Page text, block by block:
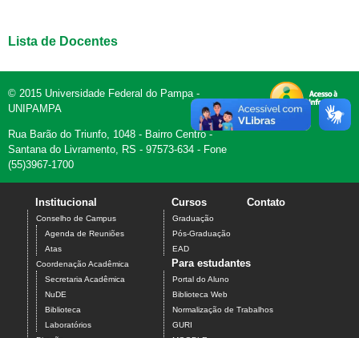
Lista de Docentes
© 2015 Universidade Federal do Pampa -
UNIPAMPA
Rua Barão do Triunfo, 1048 - Bairro Centro -
Santana do Livramento, RS - 97573-634 - Fone
(55)3967-1700
Institucional
Conselho de Campus
Agenda de Reuniões
Atas
Coordenação Acadêmica
Secretaria Acadêmica
NuDE
Biblioteca
Laboratórios
Cursos
Graduação
Pós-Graduação
EAD
Contato
Para estudantes
Portal do Aluno
Biblioteca Web
Normalização de Trabalhos
GURI